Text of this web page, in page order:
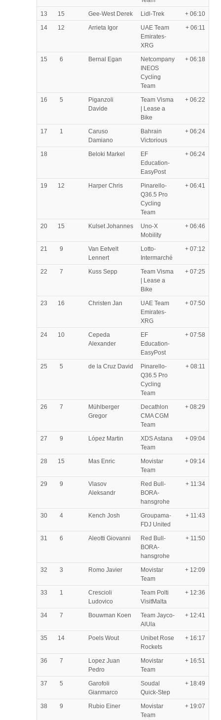
13 15 Gee-West Derek Lidl-Trek
+ 06:10
14
12 Arrieta Igor
UAE Team
Emirates-
XRG
+ 06:11
15 6 Bernal Egan
Netcompany
INEOS
Cycling
Team
+ 06:18
16 5
Piganzoli
Davide
Team Visma
| Lease a
Bike
+ 06:22
17 1
Caruso
Damiano
Bahrain
Victorious
+ 06:24
18 Beloki Markel
EF
Education-
EasyPost
+ 06:24
19 12 Harper Chris
Pinarello-
Q36.5 Pro
Cycling
Team
+ 06:41
20 15 Kulset Johannes
Uno-X
Mobility
+ 06:46
21 9
Van Eetvelt
Lennert
Lotto-
Intermarché
+ 07:12
22 7 Kuss Sepp
Team Visma
| Lease a
Bike
+ 07:25
23 16 Christen Jan
UAE Team
Emirates-
XRG
+ 07:50
24 10
Cepeda
Alexander
EF
Education-
EasyPost
+ 07:58
25 5 de la Cruz David
Pinarello-
Q36.5 Pro
Cycling
Team
+ 08:11
26 7
Mühlberger
Gregor
Decathlon
CMA CGM
Team
+ 08:29
27 9 López Martin
XDS Astana
Team
+ 09:04
28 15 Mas Enric
Movistar
Team
+ 09:14
29 9
Vlasov
Aleksandr
Red Bull-
BORA-
hansgrohe
+ 11:34
30 4 Kench Josh
Groupama-
FDJ United
+ 11:43
31 6 Aleotti Giovanni
Red Bull-
BORA-
hansgrohe
+ 11:50
32 3 Romo Javier
Movistar
Team
+ 12:09
33 1
Crescioli
Ludovico
Team Polti
VisitMalta
+ 12:36
34 7 Bouwman Koen
Team Jayco-
AlUla
+ 12:41
35 14 Poels Wout
Unibet Rose
Rockets
+ 16:17
36 7
Lopez Juan
Pedro
Movistar
Team
+ 16:51
37 5
Garofoli
Gianmarco
Soudal
Quick-Step
+ 18:49
38 9 Rubio Einer
Movistar
Team
+ 19:07